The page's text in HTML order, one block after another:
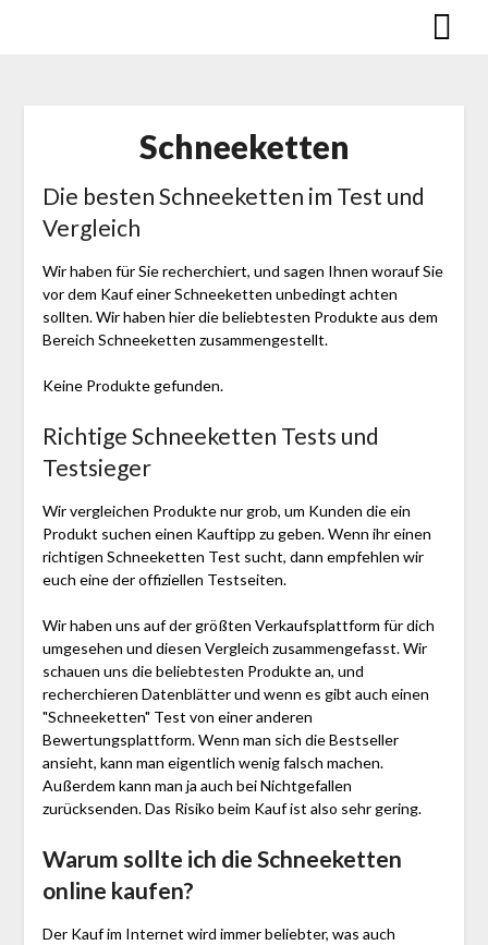
Schnee­ketten
Die besten Schnee­ketten im Test und
Vergleich
Wir haben für Sie recherchiert, und sagen Ihnen worauf Sie
vor dem Kauf einer Schnee­ketten unbedingt achten
sollten. Wir haben hier die beliebtesten Produkte aus dem
Bereich Schnee­ketten zusammengestellt.
Keine Produkte gefunden.
Richtige Schnee­ketten Tests und
Testsieger
Wir vergleichen Produkte nur grob, um Kunden die ein
Produkt suchen einen Kauftipp zu geben. Wenn ihr einen
richtigen Schnee­ketten Test sucht, dann empfehlen wir
euch eine der offiziellen Testseiten.
Wir haben uns auf der größten Verkaufsplattform für dich
umgesehen und diesen Vergleich zusammengefasst. Wir
schauen uns die beliebtesten Produkte an, und
recherchieren Datenblätter und wenn es gibt auch einen
"Schnee­ketten" Test von einer anderen
Bewertungsplattform. Wenn man sich die Bestseller
ansieht, kann man eigentlich wenig falsch machen.
Außerdem kann man ja auch bei Nichtgefallen
zurücksenden. Das Risiko beim Kauf ist also sehr gering.
Warum sollte ich die Schnee­ketten
online kaufen?
Der Kauf im Internet wird immer beliebter, was auch